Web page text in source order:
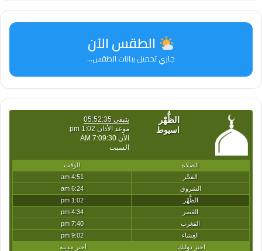
الطقس الآن
جاري تحميل بيانات الطقس...